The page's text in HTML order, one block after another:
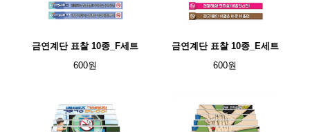
금연계단 표찰 10종_F세트
600원
금연계단 표찰 10종_E세트
600원